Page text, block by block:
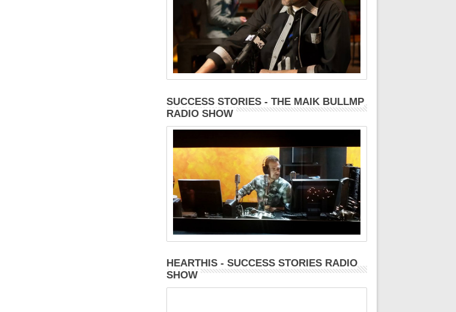
SUCCESS STORIES - THE MAIK BULLMP
RADIO SHOW
HEARTHIS - SUCCESS STORIES RADIO
SHOW